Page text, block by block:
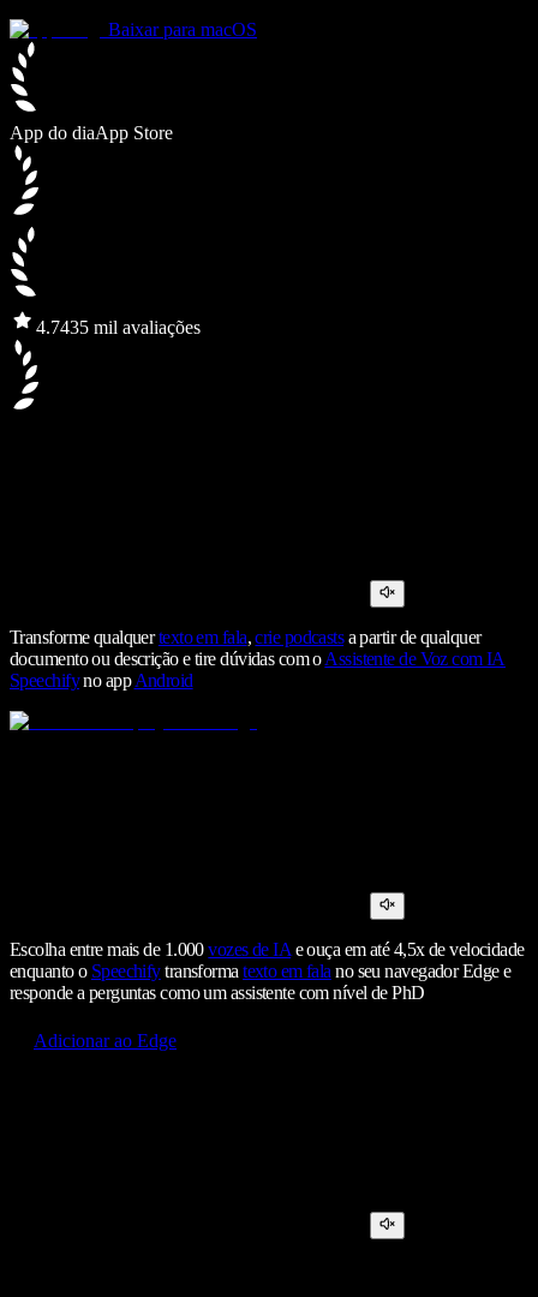
Baixar para macOS
App do diaApp Store
4.7435 mil avaliações
Transforme qualquertexto em fala,crie podcastsa partir de qualquer
documento ou descrição e tire dúvidas com oAssistente de Voz com IA
Speechifyno appAndroid
Escolha entre mais de 1.000vozes de IA e ouça em até 4,5x de velocidade
enquanto o Speechifytransformatexto em fala no seu navegador Edge e
responde a perguntas como um assistente com nível de PhD
Adicionar ao Edge